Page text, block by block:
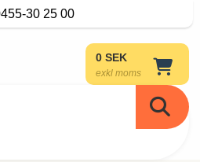
30 25 00
0 SEK
exkl moms